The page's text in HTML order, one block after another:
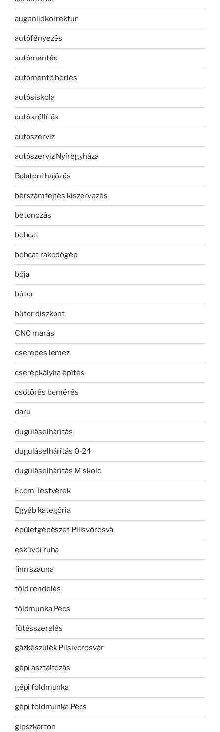
augenlidkorrektur
autófényezés
autómentés
autómentő bérlés
autósiskola
autószállítás
autószerviz
autószerviz Nyíregyháza
Balatoni hajózás
bérszámfejtés kiszervezés
betonozás
bobcat
bobcat rakodógép
bója
bútor
bútor diszkont
CNC marás
cserepes lemez
cserépkályha építés
csőtörés bemérés
daru
duguláselhárítás
duguláselhárítás 0-24
duguláselhárítás Miskolc
Ecom Testvérek
Egyéb kategória
épületgépészet Pilisvörösvá
esküvői ruha
finn szauna
föld rendelés
földmunka Pécs
fűtésszerelés
gázkészülék Pilsivörösvár
gépi aszfaltozás
gépi földmunka
gépi földmunka Pécs
gipszkarton